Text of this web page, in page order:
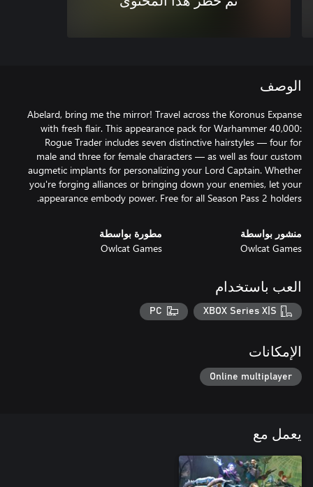
الوصف
Abelard, bring me the mirror! Travel across the Koronus Expanse
with fresh flair. This appearance pack for Warhammer 40,000:
Rogue Trader includes seven distinctive hairstyles — four for
male and three for female characters — as well as four custom
augmetic implants for personalizing your Lord Captain. Whether
you're forging alliances or bringing down your enemies, let your
appearance embody power. Free for all Season Pass 2 holders.
منشور بواسطة
Owlcat Games
مطورة بواسطة
Owlcat Games
العب باستخدام
XBOX Series X|S
PC
الإمكانات
Online multiplayer
يعمل مع